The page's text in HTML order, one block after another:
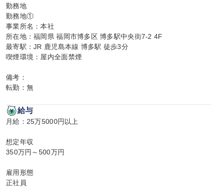
勤務地
勤務地①
事業所名：本社
所在地：福岡県 福岡市博多区 博多駅中央街7-2 4F
最寄駅：JR 鹿児島本線 博多駅 徒歩3分
喫煙環境：屋内全面禁煙
備考：
転勤：無
給与
月給：25万5000円以上
想定年収
350万円～500万円
雇用形態
正社員